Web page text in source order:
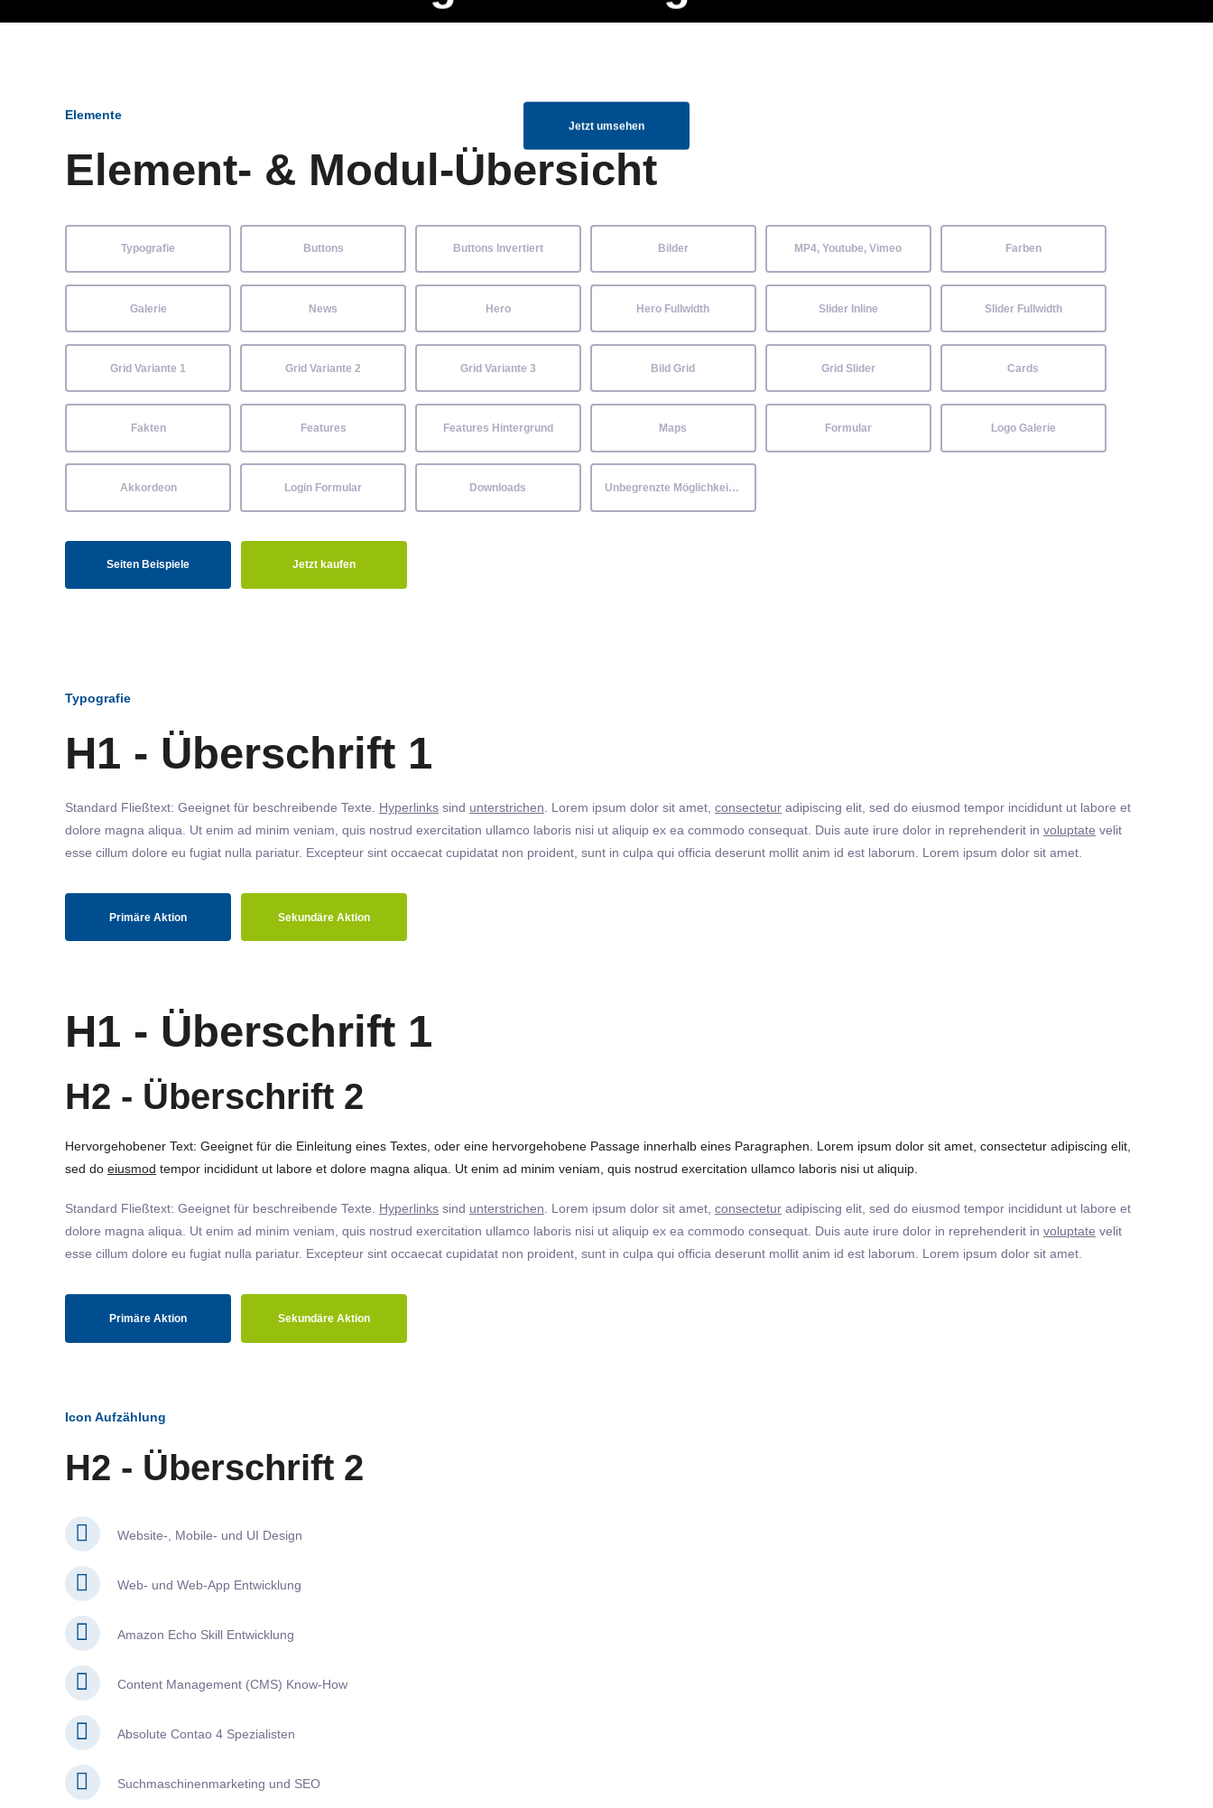
Jetzt umsehen
Elemente
Element- & Modul-Übersicht
Typografie Buttons Buttons Invertiert Bilder MP4, Youtube, Vimeo Farben
Galerie News Hero Hero Fullwidth Slider Inline Slider Fullwidth
Grid Variante 1 Grid Variante 2 Grid Variante 3 Bild Grid Grid Slider Cards
Fakten Features Features Hintergrund Maps Formular Logo Galerie
Akkordeon Login Formular Downloads Unbegrenzte Möglichkeiten
Seiten Beispiele Jetzt kaufen
Typografie
H1 - Überschrift 1
Standard Fließtext: Geeignet für beschreibende Texte. Hyperlinks sind unterstrichen . Lorem ipsum dolor sit amet, consectetur adipiscing elit, sed do eiusmod tempor incididunt ut labore et
dolore magna aliqua. Ut enim ad minim veniam, quis nostrud exercitation ullamco laboris nisi ut aliquip ex ea commodo consequat. Duis aute irure dolor in reprehenderit in voluptate velit
esse cillum dolore eu fugiat nulla pariatur. Excepteur sint occaecat cupidatat non proident, sunt in culpa qui officia deserunt mollit anim id est laborum. Lorem ipsum dolor sit amet.
Primäre Aktion Sekundäre Aktion
H1 - Überschrift 1
H2 - Überschrift 2
Hervorgehobener Text: Geeignet für die Einleitung eines Textes, oder eine hervorgehobene Passage innerhalb eines Paragraphen. Lorem ipsum dolor sit amet, consectetur adipiscing elit,
sed do eiusmod tempor incididunt ut labore et dolore magna aliqua. Ut enim ad minim veniam, quis nostrud exercitation ullamco laboris nisi ut aliquip.
Standard Fließtext: Geeignet für beschreibende Texte. Hyperlinks sind unterstrichen. Lorem ipsum dolor sit amet, consectetur adipiscing elit, sed do eiusmod tempor incididunt ut labore et
dolore magna aliqua. Ut enim ad minim veniam, quis nostrud exercitation ullamco laboris nisi ut aliquip ex ea commodo consequat. Duis aute irure dolor in reprehenderit in voluptate velit
esse cillum dolore eu fugiat nulla pariatur. Excepteur sint occaecat cupidatat non proident, sunt in culpa qui officia deserunt mollit anim id est laborum. Lorem ipsum dolor sit amet.
Primäre Aktion Sekundäre Aktion
Icon Aufzählung
H2 - Überschrift 2
Website-, Mobile- und UI Design
Web- und Web-App Entwicklung
Amazon Echo Skill Entwicklung
Content Management (CMS) Know-How
Absolute Contao 4 Spezialisten
Suchmaschinenmarketing und SEO